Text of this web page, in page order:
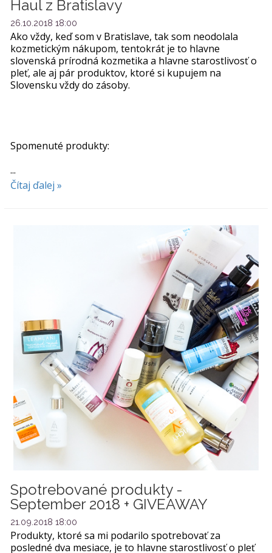
Haul z Bratislavy
26.10.2018 18:00
Ako vždy, keď som v Bratislave, tak som neodolala
kozmetickým nákupom, tentokrát je to hlavne
slovenská prírodná kozmetika a hlavne starostlivosť o
pleť, ale aj pár produktov, ktoré si kupujem na
Slovensku vždy do zásoby.
Spomenuté produkty:
...
Čítaj ďalej »
Spotrebované produkty -
September 2018 + GIVEAWAY
21.09.2018 18:00
Produkty, ktoré sa mi podarilo spotrebovať za
posledné dva mesiace, je to hlavne starostlivosť o pleť